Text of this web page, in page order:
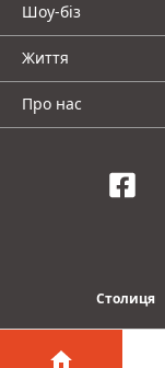
Шоу-біз
Життя
Про нас
Столиця